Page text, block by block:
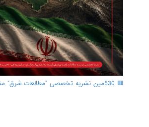
🟥 530مین نشریه تخصصی "مطالعات شرق" منتشر شد.